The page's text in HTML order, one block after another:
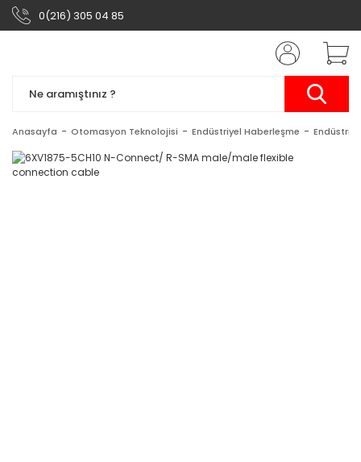
0(216) 305 04 85
Anasayfa Otomasyon Teknolojisi Endüstriyel Haberleşme